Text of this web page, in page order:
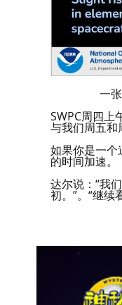
一
SWPC周四上
与我们周五和
如果你是一个
的时间加速。
达尔说：“我
初。”。“继